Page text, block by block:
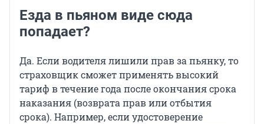
Езда в пьяном виде сюда
попадает?
Да. Если водителя лишили прав за пьянку, то
страховщик сможет применять высокий
тариф в течение года после окончания срока
наказания (возврата прав или отбытия
срока). Например, если удостоверение